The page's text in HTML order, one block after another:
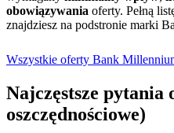
obowiązywania oferty. Pełną
znajdziesz na podstronie marki
Wszystkie oferty Bank
Najczęstsze pytania
oszczędnościowe)